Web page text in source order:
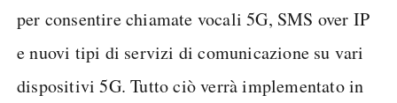
per consentire chiamate vocali 5G, SMS over IP
e nuovi tipi di servizi di comunicazione su vari
dispositivi 5G. Tutto ciò verrà implementato in